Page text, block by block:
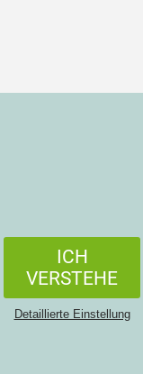
ICH
VERSTEHE
Detaillierte Einstellung